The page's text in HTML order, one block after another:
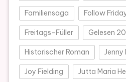
Familiensaga Follow
Freitags-Füller Gelesen
Historischer Roman Jenny
Joy Fielding Jutta Maria